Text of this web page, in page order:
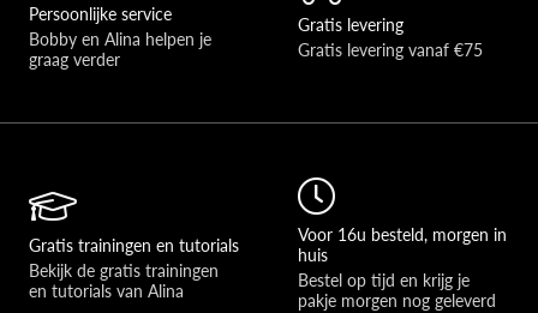
Persoonlijke service
Bobby en Alina helpen je
graag verder
Gratis levering
Gratis levering vanaf €75
Gratis trainingen en tutorials
Bekijk de gratis trainingen
en tutorials van Alina
Voor 16u besteld, morgen in
huis
Bestel op tijd en krijg je
pakje morgen nog geleverd